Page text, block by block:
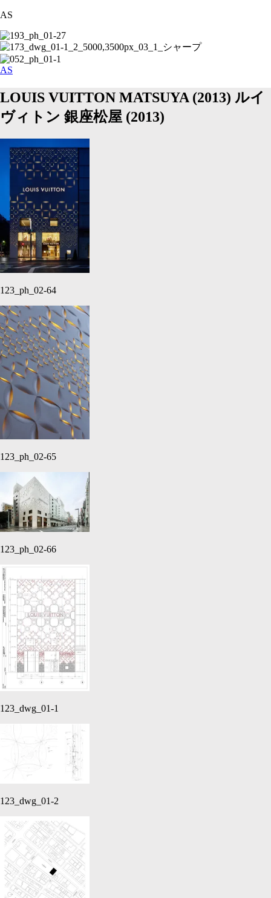
AS
AS
LOUIS VUITTON MATSUYA (2013) ルイ
ヴィトン 銀座松屋 (2013)
123_ph_02-64
123_ph_02-65
123_ph_02-66
123_dwg_01-1
123_dwg_01-2